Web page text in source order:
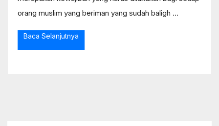
orang muslim yang beriman yang sudah baligh ...
Baca Selanjutnya